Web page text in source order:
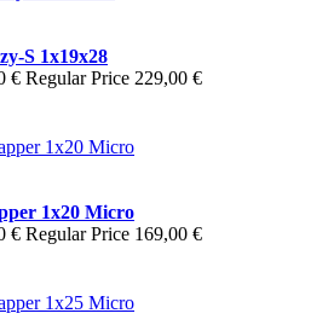
S 1x19x28
€ Regular Price 229,00 €
1x20 Micro
€ Regular Price 169,00 €